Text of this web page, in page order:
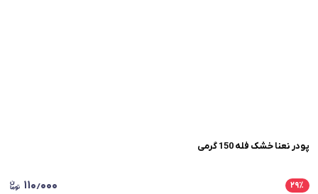
پودر نعنا خشک فله 150 گرمی
۲۹٪ ۱۱۰٫۰۰۰